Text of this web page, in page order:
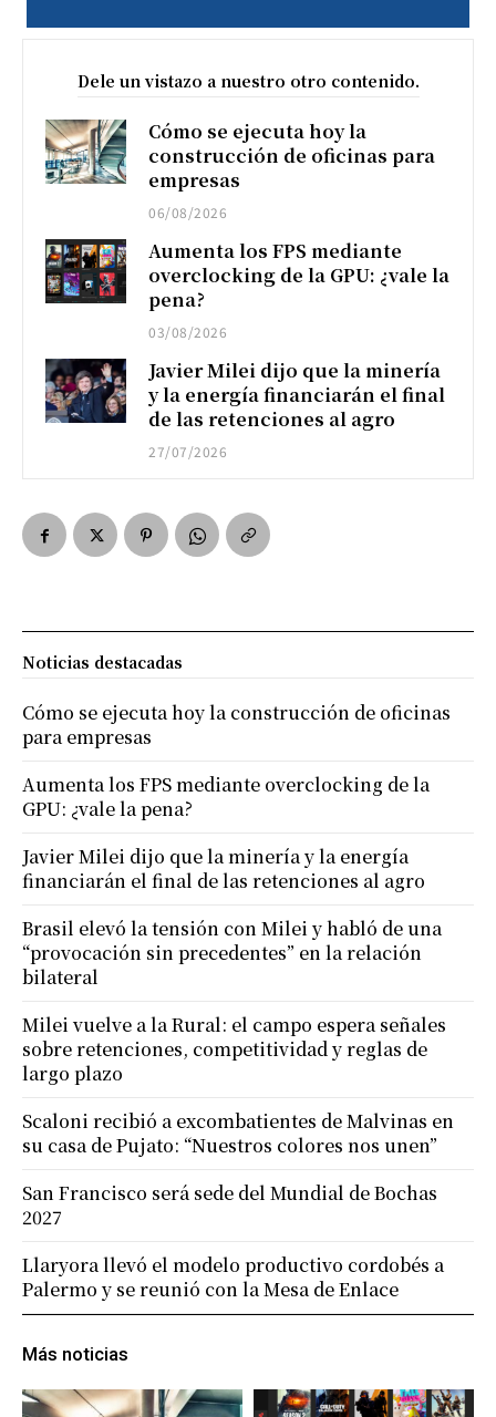
Dele un vistazo a nuestro otro contenido.
Cómo se ejecuta hoy la
construcción de oficinas para
empresas
06/08/2026
Aumenta los FPS mediante
overclocking de la GPU: ¿vale la
pena?
03/08/2026
Javier Milei dijo que la minería
y la energía financiarán el final
de las retenciones al agro
27/07/2026
Más noticias
Noticias destacadas
Cómo se ejecuta hoy la construcción de oficinas
para empresas
Aumenta los FPS mediante overclocking de la
GPU: ¿vale la pena?
Javier Milei dijo que la minería y la energía
financiarán el final de las retenciones al agro
Brasil elevó la tensión con Milei y habló de una
“provocación sin precedentes” en la relación
bilateral
Milei vuelve a la Rural: el campo espera señales
sobre retenciones, competitividad y reglas de
largo plazo
Scaloni recibió a excombatientes de Malvinas en
su casa de Pujato: “Nuestros colores nos unen”
San Francisco será sede del Mundial de Bochas
2027
Llaryora llevó el modelo productivo cordobés a
Palermo y se reunió con la Mesa de Enlace